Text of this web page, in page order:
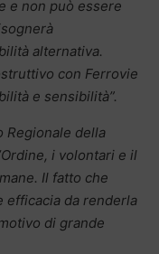
e non può essere
alternativa.
con Ferrovie
e sensibilità”.
Regionale della
i volontari e il
Il fatto che
efficacia da renderla
di grande